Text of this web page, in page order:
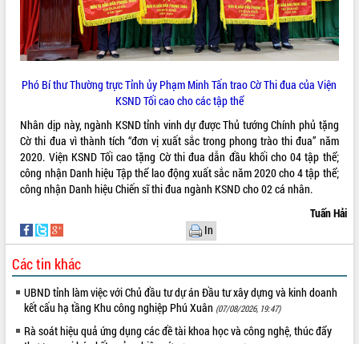
Đề án 06 tạo bước ngoặt đột phá trong
cải cách hành chính tỉnh Đắk Lắk
Kết nối tour, đẩy mạnh chuyển đổi số
để phát triển du lịch Đắk Lắk
Khởi động Dự án Đầu tư xây dựng hạ
tầng kỹ thuật Cụm công nghiệp Tân
Tiến
Gặp mặt các cơ quan báo chí nhân Kỷ
niệm 101 năm Ngày Báo chí Cách
mạng Việt Nam
Đắk Lắk sơ kết 4 năm triển khai thực
Họp báo thông tin về Hội nghị Công bố
Quy hoạch và Xúc tiến đầu tư tỉnh Đắk
Lắk
Khơi thông điểm nghẽn, đẩy nhanh
giải ngân vốn khắc phục thiên tai
HĐND tỉnh thông qua điều chỉnh Quy
hoạch tỉnh thời kỳ 2021-2030
Phó Bí thư Thường trực Tỉnh ủy Phạm Minh Tấn trao Cờ Thi đua của Viện
KSND Tối cao cho các tập thể
Nhân dịp này, ngành KSND tỉnh vinh dự được Thủ tướng Chính phủ tặng
Cờ thi đua vì thành tích “đơn vị xuất sắc trong phong trào thi đua” năm
2020. Viện KSND Tối cao tặng Cờ thi đua dẫn đầu khối cho 04 tập thể;
công nhận Danh hiệu Tập thể lao động xuất sắc năm 2020 cho 4 tập thể;
công nhận Danh hiệu Chiến sĩ thi đua ngành KSND cho 02 cá nhân.
Tuấn Hải
In
Các tin khác
UBND tỉnh làm việc với Chủ đầu tư dự án Đầu tư xây dựng và kinh doanh
kết cấu hạ tầng Khu công nghiệp Phú Xuân (07/08/2026, 19:47)
Rà soát hiệu quả ứng dụng các đề tài khoa học và công nghệ, thúc đẩy